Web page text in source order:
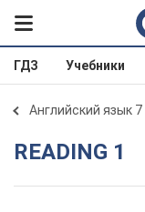
ГДЗ Учебники
Английский язык
READING 1